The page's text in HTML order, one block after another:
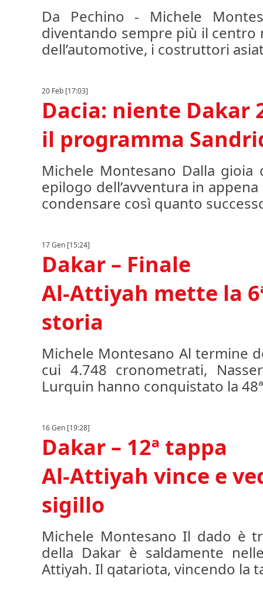
Da Pechino - Michele
diventando sempre più il centro
dell’automotive, i costruttori
20 Feb [17:03]
Dacia: niente Dakar
il programma
Michele Montesano Dalla
epilogo dell’avventura in
condensare così quanto
17 Gen [15:24]
Dakar – Finale
Al-Attiyah mette la
storia
Michele Montesano Al termine
cui 4.748 cronometrati,
Lurquin hanno conquistato la
16 Gen [19:28]
Dakar – 12ª tappa
Al-Attiyah vince e
sigillo
Michele Montesano Il dado è
della Dakar è saldamente
Attiyah. Il qatariota, vincendo la